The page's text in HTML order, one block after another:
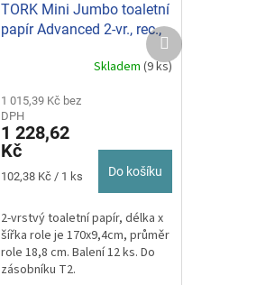
TORK Mini Jumbo toaletní
papír Advanced 2-vr., rec.,
role 18,8cm, (bal. 12ks) T2
Skladem (9 ks)
1 015,39 Kč bez
DPH
1 228,62
Kč
Měrná
102,38 Kč / 1 ks Do košíku
2-vrstvý toaletní papír, délka x
šířka role je 170x9,4cm, průměr
role 18,8 cm. Balení 12 ks. Do
zásobníku T2.
Další
produkt